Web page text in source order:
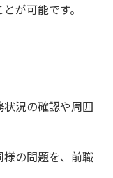
が可能です。
況の確認や周囲
の問題を、前職